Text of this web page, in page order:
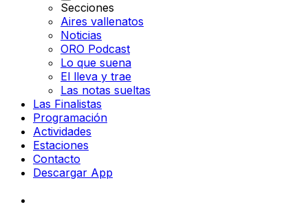
Secciones
Aires vallenatos
Noticias
ORO Podcast
Lo que suena
El lleva y trae
Las notas sueltas
Las Finalistas
Programación
Actividades
Estaciones
Contacto
Descargar App